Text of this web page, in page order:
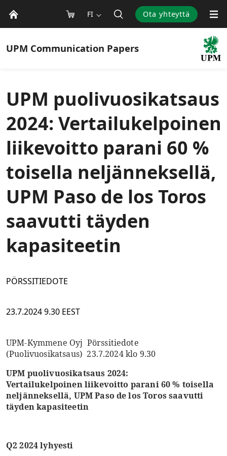
FI Ota yhteyttä
UPM Communication Papers
UPM puolivuosikatsaus
2024: Vertailukelpoinen
liikevoitto parani 60 %
toisella neljänneksellä,
UPM Paso de los Toros
saavutti täyden
kapasiteetin
PÖRSSITIEDOTE
23.7.2024 9.30 EEST
UPM-Kymmene Oyj Pörssitiedote
(Puolivuosikatsaus) 23.7.2024 klo 9.30
UPM puolivuosikatsaus 2024:
Vertailukelpoinen liikevoitto parani 60 % toisella
neljänneksellä, UPM Paso de los Toros saavutti
täyden kapasiteetin
Q2 2024 lyhyesti